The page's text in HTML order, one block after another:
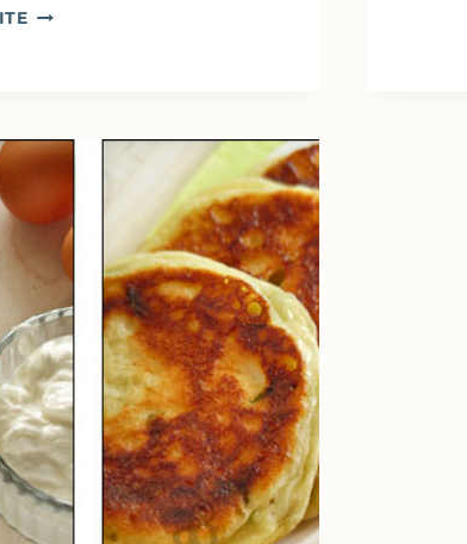
CROSTINI
&
ANTIPASTI,
DÉFI
DE
CHEF
DAMIEN